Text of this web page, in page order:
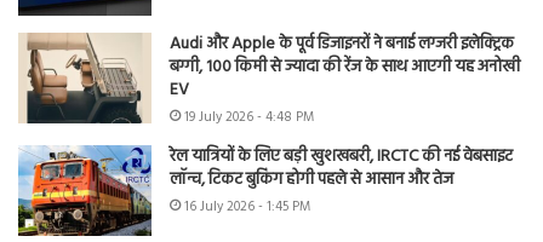
Audi और Apple के पूर्व डिजाइनरों ने बनाई लग्जरी इलेक्ट्रिक
बग्गी, 100 किमी से ज्यादा की रेंज के साथ आएगी यह अनोखी
EV
19 July 2026 - 4:48 PM
रेल यात्रियों के लिए बड़ी खुशखबरी, IRCTC की नई वेबसाइट
लॉन्च, टिकट बुकिंग होगी पहले से आसान और तेज
16 July 2026 - 1:45 PM